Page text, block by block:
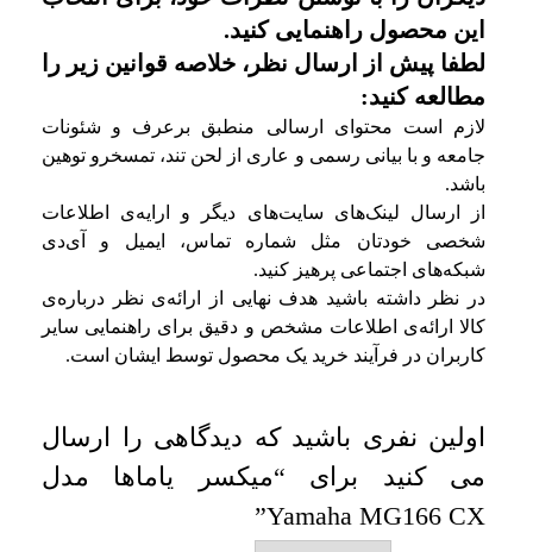
این محصول راهنمایی کنید.
لطفا پیش از ارسال نظر، خلاصه قوانین زیر را
مطالعه کنید:
لازم است محتوای ارسالی منطبق برعرف و شئونات
جامعه و با بیانی رسمی و عاری از لحن تند، تمسخرو توهین
باشد.
از ارسال لینک‌های سایت‌های دیگر و ارایه‌ی اطلاعات
شخصی خودتان مثل شماره تماس، ایمیل و آی‌دی
شبکه‌های اجتماعی پرهیز کنید.
در نظر داشته باشید هدف نهایی از ارائه‌ی نظر درباره‌ی
کالا ارائه‌ی اطلاعات مشخص و دقیق برای راهنمایی سایر
کاربران در فرآیند خرید یک محصول توسط ایشان است.
اولین نفری باشید که دیدگاهی را ارسال
می کنید برای “میکسر یاماها مدل
Yamaha MG166 CX”